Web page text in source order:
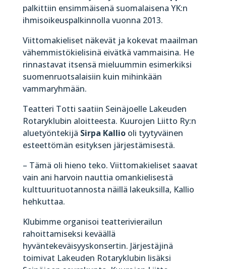
palkittiin ensimmäisenä suomalaisena YK:n
ihmisoikeuspalkinnolla vuonna 2013.
Viittomakieliset näkevät ja kokevat maailman
vähemmistökielisinä eivätkä vammaisina. He
rinnastavat itsensä mieluummin esimerkiksi
suomenruotsalaisiin kuin mihinkään
vammaryhmään.
Teatteri Totti saatiin Seinäjoelle Lakeuden
Rotaryklubin aloitteesta. Kuurojen Liitto Ry:n
aluetyöntekijä Sirpa Kalliooli tyytyväinen
esteettömän esityksen järjestämisestä.
– Tämä oli hieno teko. Viittomakieliset saavat
vain ani harvoin nauttia omankielisestä
kulttuurituotannosta näillä lakeuksilla, Kallio
hehkuttaa.
Klubimme organisoi teatterivierailun
rahoittamiseksi keväällä
hyväntekeväisyyskonsertin. Järjestäjinä
toimivat Lakeuden Rotaryklubin lisäksi